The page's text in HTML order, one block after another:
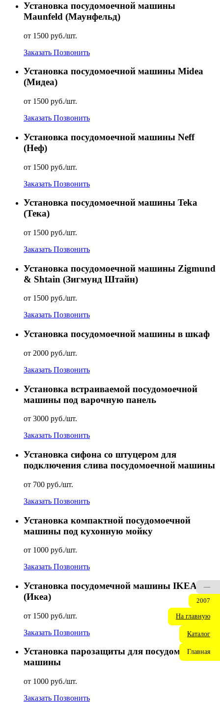
Установка посудомоечной машины
Maunfeld (Маунфельд)
от 1500 руб./шт.
Заказать Позвонить
Установка посудомоечной машины Midea
(Мидеа)
от 1500 руб./шт.
Заказать Позвонить
Установка посудомоечной машины Neff
(Неф)
от 1500 руб./шт.
Заказать Позвонить
Установка посудомоечной машины Teka
(Тека)
от 1500 руб./шт.
Заказать Позвонить
Установка посудомоечной машины Zigmund
& Shtain (Зигмунд Штайн)
от 1500 руб./шт.
Заказать Позвонить
Установка посудомоечной машины в шкаф
от 2000 руб./шт.
Заказать Позвонить
Установка встраиваемой посудомоечной
машины под варочную панель
от 3000 руб./шт.
Заказать Позвонить
Установка сифона со штуцером для
подключения слива посудомоечной машины
от 700 руб./шт.
Заказать Позвонить
Установка компактной посудомоечной
машины под кухонную мойку
от 1000 руб./шт.
Заказать Позвонить
Установка посудомечной машины IKEA
(Икеа)
от 1500 руб./шт.
Заказать Позвонить
Установка парозащиты для посудомоечной
машины
от 1000 руб./шт.
Заказать Позвонить
—
2007
На главную
Каталог
Главная